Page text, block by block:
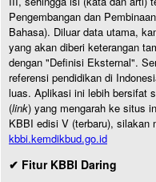
Pengembangan dan
Bahasa). Diluar data utama,
yang akan diberi keterangan
dengan "Definisi Eksternal".
referensi pendidikan di
luas. Aplikasi ini lebih bersifat
(link) yang mengarah ke situs
KBBI edisi V (terbaru), silakan
kbbi.kemdikbud.go.id
✔ Fitur KBBI Daring